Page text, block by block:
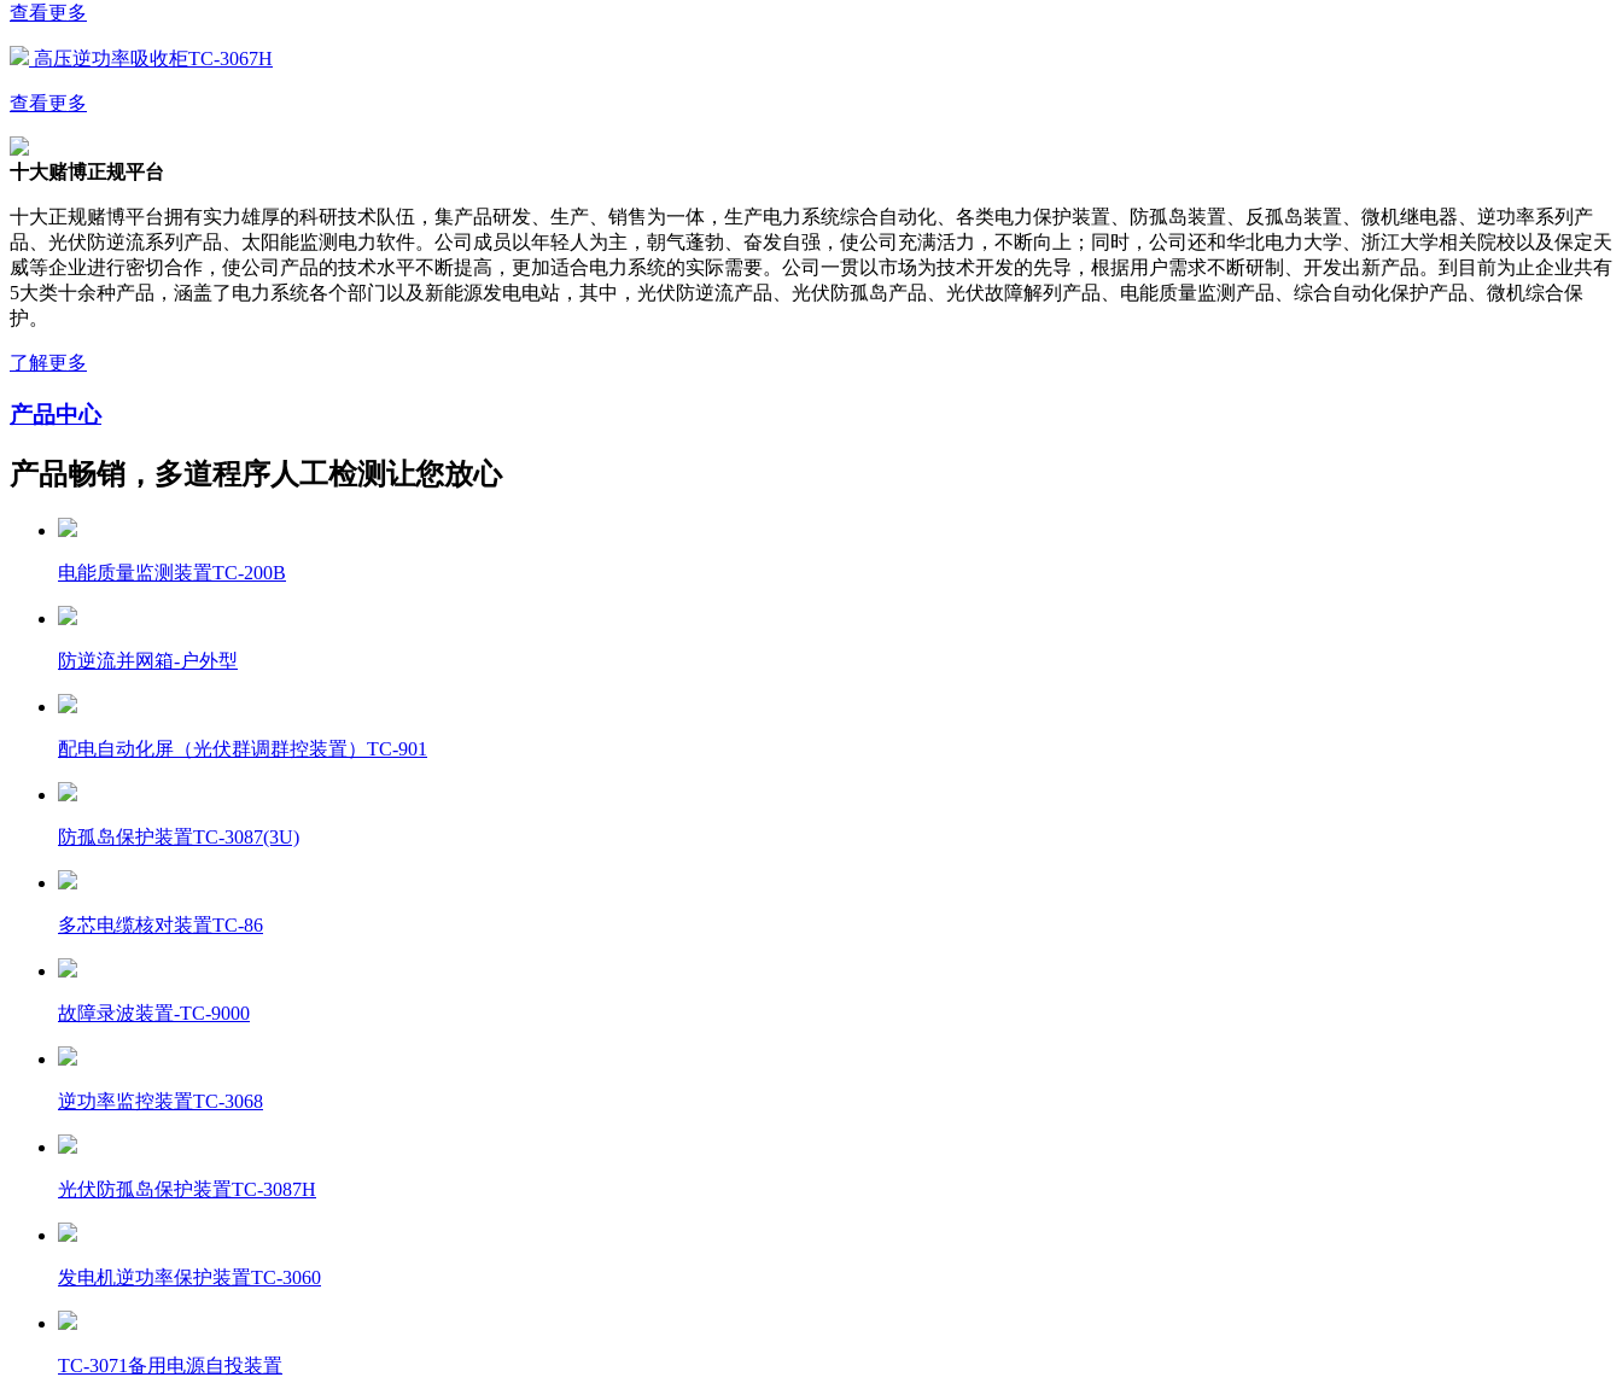
查看更多
高压逆功率吸收柜TC-3067H
查看更多
十大赌博正规平台
十大正规赌博平台拥有实力雄厚的科研技术队伍，集产品研发、生产、销售为一体，生产电力系统综合自动化、各类电力保护装置、防孤岛装置、反孤岛装置、微机继电器、逆功率系列产
品、光伏防逆流系列产品、太阳能监测电力软件。公司成员以年轻人为主，朝气蓬勃、奋发自强，使公司充满活力，不断向上；同时，公司还和华北电力大学、浙江大学相关院校以及保定天
威等企业进行密切合作，使公司产品的技术水平不断提高，更加适合电力系统的实际需要。公司一贯以市场为技术开发的先导，根据用户需求不断研制、开发出新产品。到目前为止企业共有
5大类十余种产品，涵盖了电力系统各个部门以及新能源发电电站，其中，光伏防逆流产品、光伏防孤岛产品、光伏故障解列产品、电能质量监测产品、综合自动化保护产品、微机综合保
护。
了解更多
产品中心
产品畅销，多道程序人工检测让您放心
电能质量监测装置TC-200B
防逆流并网箱-户外型
配电自动化屏（光伏群调群控装置）TC-901
防孤岛保护装置TC-3087(3U)
多芯电缆核对装置TC-86
故障录波装置-TC-9000
逆功率监控装置TC-3068
光伏防孤岛保护装置TC-3087H
发电机逆功率保护装置TC-3060
TC-3071备用电源自投装置